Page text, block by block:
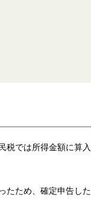
税では所得金額に算入
たため、確定申告した